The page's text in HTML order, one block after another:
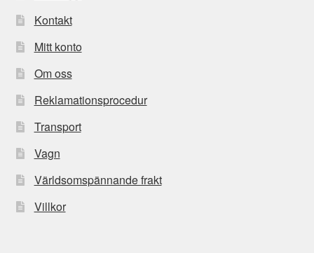
Kontakt
Mitt konto
Om oss
Reklamationsprocedur
Transport
Vagn
Världsomspännande frakt
Villkor